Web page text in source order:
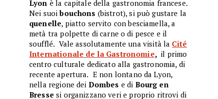
Lyon è la capitale della gastronomia francese.
Nei suoibouchons (bistrot), si può gustare la
quenelle, piatto servito con besciamella, a
metà tra polpette di carne o di pesce e il
soufflé. Vale assolutamente una visità la Cité
Internationale de la Gastronomie, il primo
centro culturale dedicato alla gastronomia, di
recente apertura. E non lontano da Lyon,
nella regione dei Dombes e di Bourg en
Bresse si organizzano veri e proprio ritrovi di